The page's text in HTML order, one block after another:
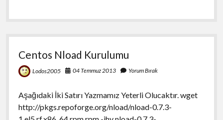
Centos Nload Kurulumu
Lodos2005 04 Temmuz 2013 Yorum Bırak
Aşağıdaki İki Satırı Yazmamız Yeterli Olucaktır. wget
http://pkgs.repoforge.org/nload/nload-0.7.3-